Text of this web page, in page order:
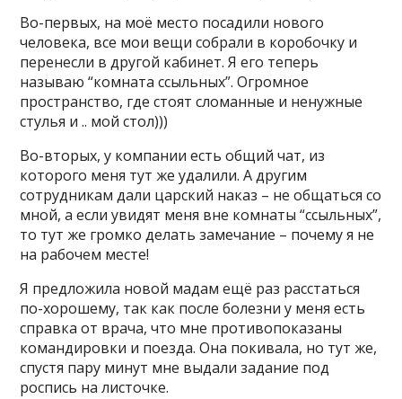
Во-первых, на моё место посадили нового
человека, все мои вещи собрали в коробочку и
перенесли в другой кабинет. Я его теперь
называю “комната ссыльных”. Огромное
пространство, где стоят сломанные и ненужные
стулья и .. мой стол)))
Во-вторых, у компании есть общий чат, из
которого меня тут же удалили. А другим
сотрудникам дали царский наказ – не общаться со
мной, а если увидят меня вне комнаты “ссыльных”,
то тут же громко делать замечание – почему я не
на рабочем месте!
Я предложила новой мадам ещё раз расстаться
по-хорошему, так как после болезни у меня есть
справка от врача, что мне противопоказаны
командировки и поезда. Она покивала, но тут же,
спустя пару минут мне выдали задание под
роспись на листочке.